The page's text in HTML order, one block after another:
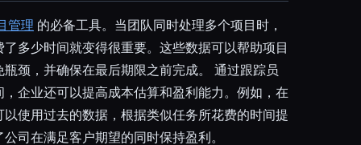
管理 的必备工具。当团队同时处理多个项目时，
多少时间就变得很重要。这些数据可以帮助项目
颈，并确保在最后期限之前完成。 通过跟踪员
企业还可以提高成本估算和盈利能力。例如，在
使用过去的数据，根据类似任务所花费的时间提
司在满足客户期望的同时保持盈利。